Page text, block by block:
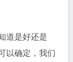
道是好还是
以确定，我们